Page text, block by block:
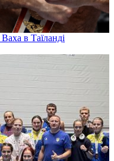
в Таїланді